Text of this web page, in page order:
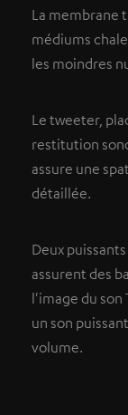
La membrane
médiums
les moindres
Le tweeter,
restitution
assure une
détaillée.
Deux
assurent des
l'image du son
un son
volume.